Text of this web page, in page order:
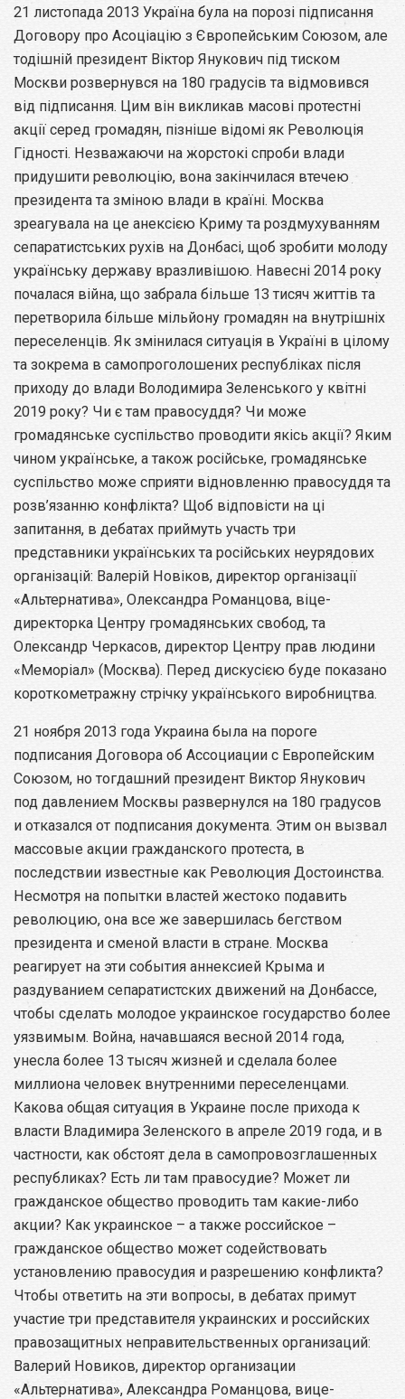
21 листопада 2013 Україна була на порозі підписання
Договору про Асоціацію з Європейським Союзом, але
тодішній президент Віктор Янукович під тиском
Москви розвернувся на 180 градусів та відмовився
від підписання. Цим він викликав масові протестні
акції серед громадян, пізніше відомі як Революція
Гідності. Незважаючи на жорстокі спроби влади
придушити революцію, вона закінчилася втечею
президента та зміною влади в країні. Москва
зреагувала на це анексією Криму та роздмухуванням
сепаратистських рухів на Донбасі, щоб зробити молоду
українську державу вразливішою. Навесні 2014 року
почалася війна, що забрала більше 13 тисяч життів та
перетворила більше мільйону громадян на внутрішніх
переселенців. Як змінилася ситуація в Україні в цілому
та зокрема в самопроголошених республіках після
приходу до влади Володимира Зеленського у квітні
2019 року? Чи є там правосуддя? Чи може
громадянське суспільство проводити якісь акції? Яким
чином українське, а також російське, громадянське
суспільство може сприяти відновленню правосуддя та
розв’язанню конфлікта? Щоб відповісти на ці
запитання, в дебатах приймуть участь три
представники українських та російських неурядових
організацій: Валерій Новіков, директор організації
«Альтернатива», Олександра Романцова, віце-
директорка Центру громадянських свобод, та
Олександр Черкасов, директор Центру прав людини
«Меморіал» (Москва). Перед дискусією буде показано
короткометражну стрічку українського виробництва.
21 ноября 2013 года Украина была на пороге
подписания Договора об Ассоциации с Европейским
Союзом, но тогдашний президент Виктор Янукович
под давлением Москвы развернулся на 180 градусов
и отказался от подписания документа. Этим он вызвал
массовые акции гражданского протеста, в
последствии известные как Революция Достоинства.
Несмотря на попытки властей жестоко подавить
революцию, она все же завершилась бегством
президента и сменой власти в стране. Москва
реагирует на эти события аннексией Крыма и
раздуванием сепаратистских движений на Донбассе,
чтобы сделать молодое украинское государство более
уязвимым. Война, начавшаяся весной 2014 года,
унесла более 13 тысяч жизней и сделала более
миллиона человек внутренними переселенцами.
Какова общая ситуация в Украине после прихода к
власти Владимира Зеленского в апреле 2019 года, и в
частности, как обстоят дела в самопровозглашенных
республиках? Есть ли там правосудие? Может ли
гражданское общество проводить там какие-либо
акции? Как украинское – а также российское –
гражданское общество может содействовать
установлению правосудия и разрешению конфликта?
Чтобы ответить на эти вопросы, в дебатах примут
участие три представителя украинских и российских
правозащитных неправительственных организаций:
Валерий Новиков, директор организации
«Альтернатива», Александра Романцова, вице-